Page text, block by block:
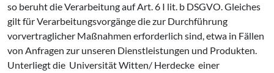
so beruht die Verarbeitung auf Art. 6 I lit. b DSGVO. Gleiches
gilt für Verarbeitungsvorgänge die zur Durchführung
vorvertraglicher Maßnahmen erforderlich sind, etwa in Fällen
von Anfragen zur unseren Dienstleistungen und Produkten.
Unterliegt die Universität Witten/ Herdecke einer